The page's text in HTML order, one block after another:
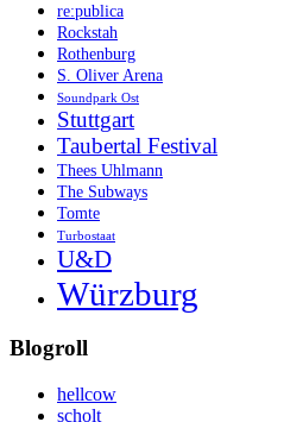
re:publica
Rockstah
Rothenburg
S. Oliver Arena
Soundpark Ost
Stuttgart
Taubertal Festival
Thees Uhlmann
The Subways
Tomte
Turbostaat
U&D
Würzburg
Blogroll
hellcow
scholt